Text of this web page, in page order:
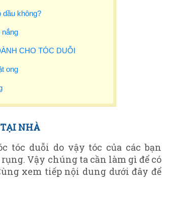
dầu không?
CHO TÓC DUỖI
ong
TẠI NHÀ
tóc duỗi do vậy tóc của các bạn
Vậy chúng ta cần làm gì để có
xem tiếp nội dung dưới đây để